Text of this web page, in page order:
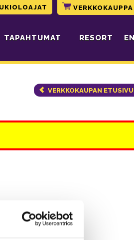
VERKKOKAUPPA
TAPAHTUMAT RESORT EN
VERKKOKAUPAN ETUSIVU